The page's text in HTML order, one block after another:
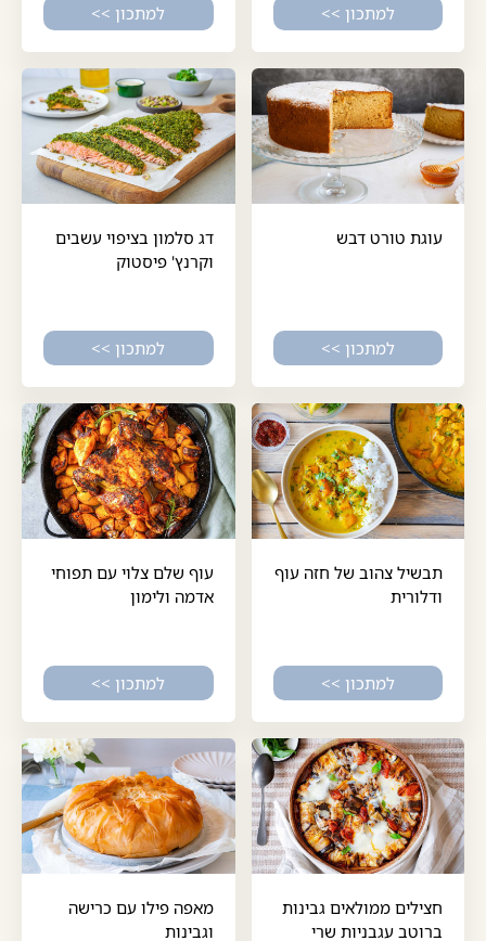
למתכון >> למתכון >>
עוגת טורט דבש
למתכון >>
דג סלמון בציפוי עשבים
וקרנץ' פיסטוק
למתכון >>
תבשיל צהוב של חזה עוף
ודלורית
למתכון >>
עוף שלם צלוי עם תפוחי
אדמה ולימון
למתכון >>
חצילים ממולאים גבינות
ברוטב עגבניות שרי
מאפה פילו עם כרישה
וגבינות